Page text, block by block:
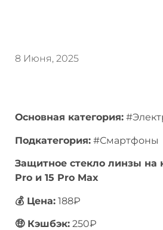
8 Июня, 2025
Основная категория:
Подкатегория: #Смартфоны
Защитное стекло линзы на
Pro и 15 Pro Max
💰 Цена: 188₽
🤑 Кэшбэк: 250₽